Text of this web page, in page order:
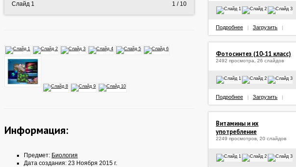
Слайд 1 1 / 10
Информация:
Предмет: Биология
Дата создания: 23 Ноября 2015 г.
Подробнее Загрузить
Фотосинтез (10-11 класс)
2492 просмотра, 26 слайдов
Подробнее Загрузить
Витамины и их
употребление
2249 просмотров, 20 слайдов